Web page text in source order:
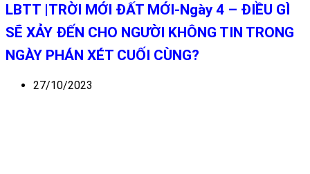
LBTT |TRỜI MỚI ĐẤT MỚI-Ngày 4 – ĐIỀU GÌ
SẼ XẢY ĐẾN CHO NGƯỜI KHÔNG TIN TRONG
NGÀY PHÁN XÉT CUỐI CÙNG?
27/10/2023